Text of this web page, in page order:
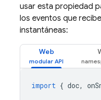
usar esta propiedad
los eventos que
instantáneas:
Web
import { doc,